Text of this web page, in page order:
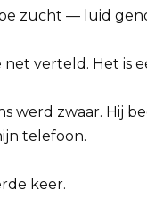
zucht — luid
net verteld. Het is
werd zwaar. Hij
telefoon.
keer.